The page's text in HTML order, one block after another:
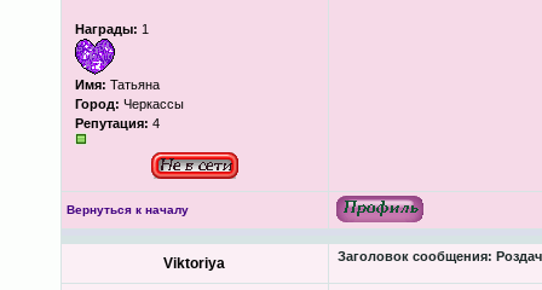
Награды: 1
Имя: Татьяна
Город: Черкассы
Репутация: 4
Вернуться к началу
Viktoriya Заголовок сообщения: